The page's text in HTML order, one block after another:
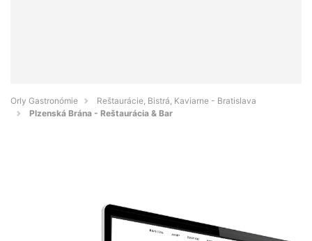
Orly Gastronómie
Reštaurácie, Bistrá, Kaviarne - Bratislava
Plzenská Brána - Reštaurácia & Bar